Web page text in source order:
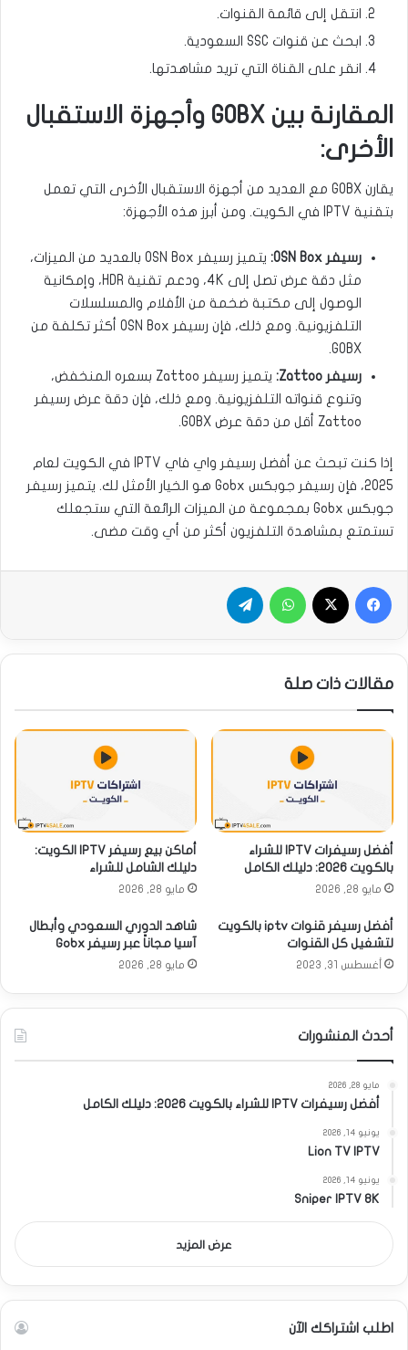
انتقل إلى قائمة القنوات.
ابحث عن قنوات SSC السعودية.
انقر على القناة التي تريد مشاهدتها.
المقارنة بين GOBX وأجهزة الاستقبال
الأخرى:
يقارن GOBX مع العديد من أجهزة الاستقبال الأخرى التي تعمل
بتقنية IPTV في الكويت. ومن أبرز هذه الأجهزة:
رسيفر OSN Box:
يتميز رسيفر OSN Box بالعديد من الميزات،
مثل دقة عرض تصل إلى 4K، ودعم تقنية HDR، وإمكانية
الوصول إلى مكتبة ضخمة من الأفلام والمسلسلات
التلفزيونية. ومع ذلك، فإن رسيفر OSN Box أكثر تكلفة من
GOBX.
رسيفر Zattoo:
يتميز رسيفر Zattoo بسعره المنخفض،
وتنوع قنواته التلفزيونية. ومع ذلك، فإن دقة عرض رسيفر
Zattoo أقل من دقة عرض GOBX.
إذا كنت تبحث عن أفضل رسيفر واي فاي IPTV في الكويت لعام
2025، فإن رسيفر جوبكس Gobx هو الخيار الأمثل لك. يتميز رسيفر
جوبكس Gobx بمجموعة من الميزات الرائعة التي ستجعلك
تستمتع بمشاهدة التلفزيون أكثر من أي وقت مضى.
فيسبوك واتساب
مقالات ذات صلة
أفضل رسيفرات IPTV للشراء
بالكويت 2026: دليلك الكامل
مايو 28, 2026
أماكن بيع رسيفر IPTV الكويت:
دليلك الشامل للشراء
مايو 28, 2026
أفضل رسيفر قنوات iptv بالكويت
لتشغيل كل القنوات
أغسطس 31, 2023
شاهد الدوري السعودي وأبطال
آسيا مجاناً عبر رسيفر Gobx
مايو 28, 2026
أحدث المنشورات
مايو 28, 2026
أفضل رسيفرات IPTV للشراء بالكويت 2026: دليلك الكامل
يونيو 14, 2026
Lion TV IPTV
يونيو 14, 2026
Sniper IPTV 8K
عرض المزيد
اطلب اشتراكك الآن